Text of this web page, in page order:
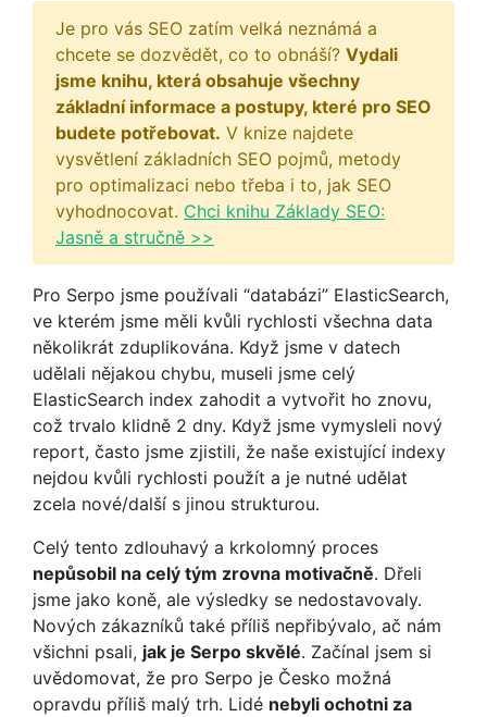
Je pro vás SEO zatím velká neznámá a
chcete se dozvědět, co to obnáší? Vydali
jsme knihu, která obsahuje všechny
základní informace a postupy, které pro SEO
budete potřebovat. V knize najdete
vysvětlení základních SEO pojmů, metody
pro optimalizaci nebo třeba i to, jak SEO
vyhodnocovat. Chci knihu Základy SEO:
Jasně a stručně >>
Pro Serpo jsme používali “databázi” ElasticSearch,
ve kterém jsme měli kvůli rychlosti všechna data
několikrát zduplikována. Když jsme v datech
udělali nějakou chybu, museli jsme celý
ElasticSearch index zahodit a vytvořit ho znovu,
což trvalo klidně 2 dny. Když jsme vymysleli nový
report, často jsme zjistili, že naše existující indexy
nejdou kvůli rychlosti použít a je nutné udělat
zcela nové/další s jinou strukturou.
Celý tento zdlouhavý a krkolomný proces
nepůsobil na celý tým zrovna motivačně. Dřeli
jsme jako koně, ale výsledky se nedostavovaly.
Nových zákazníků také příliš nepřibývalo, ač nám
všichni psali, jak je Serpo skvělé. Začínal jsem si
uvědomovat, že pro Serpo je Česko možná
opravdu příliš malý trh. Lidé nebyli ochotni za